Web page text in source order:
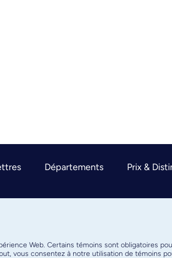
Départements Prix &
Web. Certains témoins sont obligatoires
vous consentez à notre utilisation de témoins